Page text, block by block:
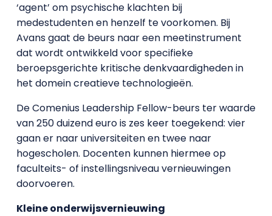
‘agent’ om psychische klachten bij
medestudenten en henzelf te voorkomen. Bij
Avans gaat de beurs naar een meetinstrument
dat wordt ontwikkeld voor specifieke
beroepsgerichte kritische denkvaardigheden in
het domein creatieve technologieën.
De Comenius Leadership Fellow-beurs ter waarde
van 250 duizend euro is zes keer toegekend: vier
gaan er naar universiteiten en twee naar
hogescholen. Docenten kunnen hiermee op
faculteits- of instellingsniveau vernieuwingen
doorvoeren.
Kleine onderwijsvernieuwing